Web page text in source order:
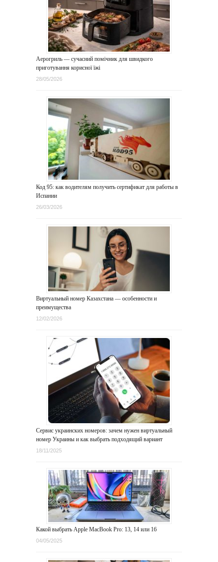
Аерогриль — сучасний помічник для швидкого
приготування корисної їжі
28/05/2026
Код 95: как водителям получить сертификат для работы в
Испании
26/03/2026
Виртуальный номер Казахстана — особенности и
преимущества
12/02/2026
Сервис украинских номеров: зачем нужен виртуальный
номер Украины и как выбрать подходящий вариант
18/11/2025
Какой выбрать Apple MacBook Pro: 13, 14 или 16
04/05/2025